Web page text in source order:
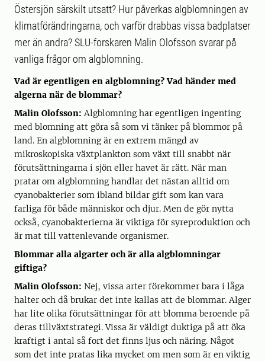
Östersjön särskilt utsatt? Hur påverkas algblomningen av
klimatförändringarna, och varför drabbas vissa badplatser
mer än andra? SLU-forskaren Malin Olofsson svarar på
vanliga frågor om algblomning.
Vad är egentligen en algblomning? Vad händer med
algerna när de blommar?
Malin Olofsson: Algblomning har egentligen ingenting
med blomning att göra så som vi tänker på blommor på
land. En algblomning är en extrem mängd av
mikroskopiska växtplankton som växt till snabbt när
förutsättningarna i sjön eller havet är rätt. När man
pratar om algblomning handlar det nästan alltid om
cyanobakterier som ibland bildar gift som kan vara
farliga för både människor och djur. Men de gör nytta
också, cyanobakterierna är viktiga för syreproduktion och
är mat till vattenlevande organismer.
Blommar alla algarter och är alla algblomningar
giftiga?
Malin Olofsson: Nej, vissa arter förekommer bara i låga
halter och då brukar det inte kallas att de blommar. Alger
har lite olika förutsättningar för att blomma beroende på
deras tillväxtstrategi. Vissa är väldigt duktiga på att öka
kraftigt i antal så fort det finns ljus och näring. Något
som det inte pratas lika mycket om men som är en viktig